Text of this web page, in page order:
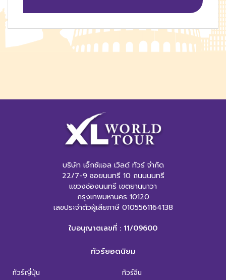
บริษัท เอ็กซ์แอล เวิลด์ ทัวร์ จำกัด
22/7-9 ซอยนนทรี 10 ถนนนนทรี
แขวงช่องนนทรี เขตยานนาวา
กรุงเทพมหานคร 10120
เลขประจำตัวผู้เสียภาษี 0105561164138
ใบอนุญาตเลขที่ : 11/09600
ทัวร์ยอดนิยม
ทัวร์ญี่ปุ่น
ทัวร์จีน